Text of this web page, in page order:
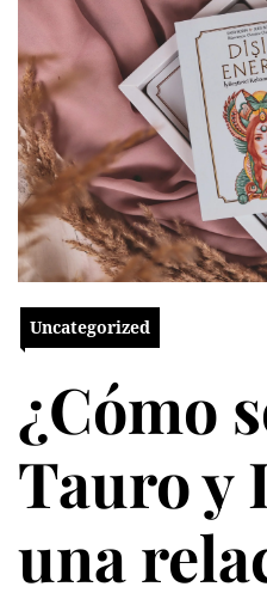
Uncategorized
¿Cómo
Tauro y
una